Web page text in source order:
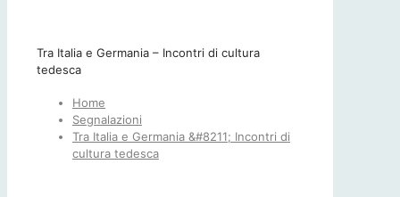
Tra Italia e Germania – Incontri di cultura
tedesca
Home
Segnalazioni
Tra Italia e Germania &#8211; Incontri di
cultura tedesca